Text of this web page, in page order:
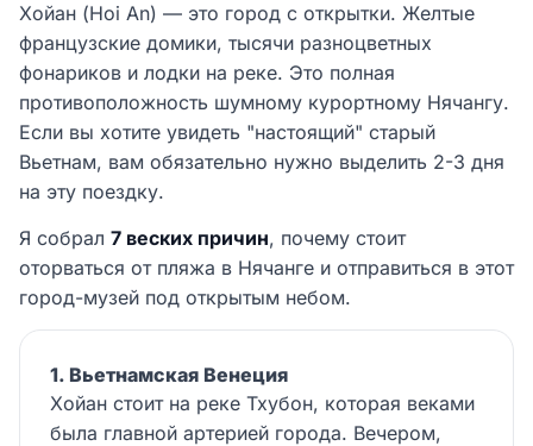
Хойан (Hoi An) — это город с открытки. Желтые
французские домики, тысячи разноцветных
фонариков и лодки на реке. Это полная
противоположность шумному курортному Нячангу.
Если вы хотите увидеть "настоящий" старый
Вьетнам, вам обязательно нужно выделить 2-3 дня
на эту поездку.
Я собрал 7 веских причин, почему стоит
оторваться от пляжа в Нячанге и отправиться в этот
город-музей под открытым небом.
1. Вьетнамская Венеция
Хойан стоит на реке Тхубон, которая веками
была главной артерией города. Вечером,